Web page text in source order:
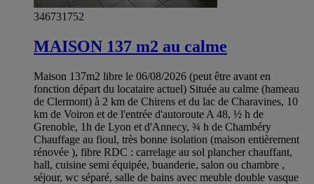
346731752
MAISON 137 m2 au calme
Maison 137m2 libre le 06/08/2026 (peut être avant en
fonction départ du locataire actuel) Située au calme (hameau
de Clermont) à 2 km de Chirens et du lac de Charavines, 10
km de Voiron et de l'entrée d'autoroute A 48, ½ h de
Grenoble, 1h de Lyon et d'Annecy, ¾ h de Chambéry
Chauffage au fioul, très bonne isolation (maison entièrement
rénovée ), fibre RDC : carrelage au sol plancher chauffant,
hall, cuisine semi équipée, buanderie, salon ou chambre ,
séjour, wc séparé, salle de bains avec meuble double vasque